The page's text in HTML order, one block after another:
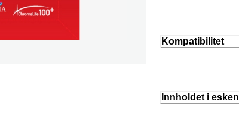
Kompatibilitet
Innholdet i esken